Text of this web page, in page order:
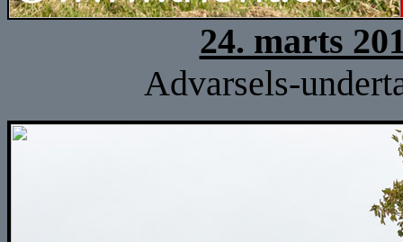
24. marts
Advarsels-